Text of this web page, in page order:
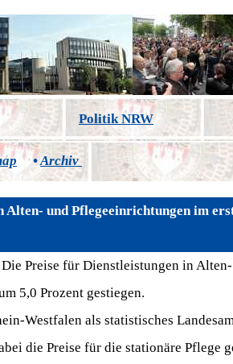
Politik NRW
•Archiv
und Pflegeeinrichtungen im
Preise für Dienstleistungen in
5,0 Prozent gestiegen.
Westfalen als statistisches
die Preise für die stationäre Pflege